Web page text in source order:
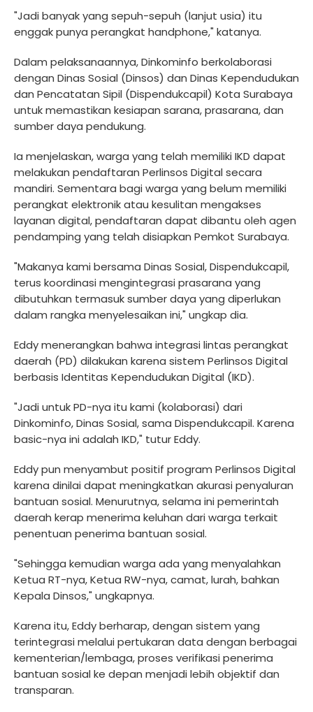
"Jadi banyak yang sepuh-sepuh (lanjut usia) itu
enggak punya perangkat handphone," katanya.
Dalam pelaksanaannya, Dinkominfo berkolaborasi
dengan Dinas Sosial (Dinsos) dan Dinas Kependudukan
dan Pencatatan Sipil (Dispendukcapil) Kota Surabaya
untuk memastikan kesiapan sarana, prasarana, dan
sumber daya pendukung.
Ia menjelaskan, warga yang telah memiliki IKD dapat
melakukan pendaftaran Perlinsos Digital secara
mandiri. Sementara bagi warga yang belum memiliki
perangkat elektronik atau kesulitan mengakses
layanan digital, pendaftaran dapat dibantu oleh agen
pendamping yang telah disiapkan Pemkot Surabaya.
"Makanya kami bersama Dinas Sosial, Dispendukcapil,
terus koordinasi mengintegrasi prasarana yang
dibutuhkan termasuk sumber daya yang diperlukan
dalam rangka menyelesaikan ini," ungkap dia.
Eddy menerangkan bahwa integrasi lintas perangkat
daerah (PD) dilakukan karena sistem Perlinsos Digital
berbasis Identitas Kependudukan Digital (IKD).
"Jadi untuk PD-nya itu kami (kolaborasi) dari
Dinkominfo, Dinas Sosial, sama Dispendukcapil. Karena
basic-nya ini adalah IKD," tutur Eddy.
Eddy pun menyambut positif program Perlinsos Digital
karena dinilai dapat meningkatkan akurasi penyaluran
bantuan sosial. Menurutnya, selama ini pemerintah
daerah kerap menerima keluhan dari warga terkait
penentuan penerima bantuan sosial.
"Sehingga kemudian warga ada yang menyalahkan
Ketua RT-nya, Ketua RW-nya, camat, lurah, bahkan
Kepala Dinsos," ungkapnya.
Karena itu, Eddy berharap, dengan sistem yang
terintegrasi melalui pertukaran data dengan berbagai
kementerian/lembaga, proses verifikasi penerima
bantuan sosial ke depan menjadi lebih objektif dan
transparan.